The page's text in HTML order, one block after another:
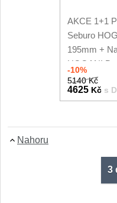
AKCE 1+1
Seburo
195mm +
HOGANI
-10%
5140 Kč
4625 Kč s
Nahoru
3